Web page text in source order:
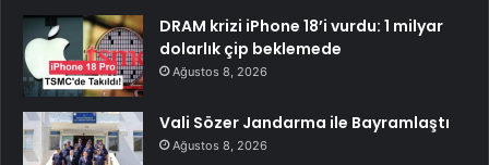
DRAM krizi iPhone 18’i vurdu: 1 milyar
dolarlık çip beklemede
Ağustos 8, 2026
Vali Sözer Jandarma ile Bayramlaştı
Ağustos 8, 2026